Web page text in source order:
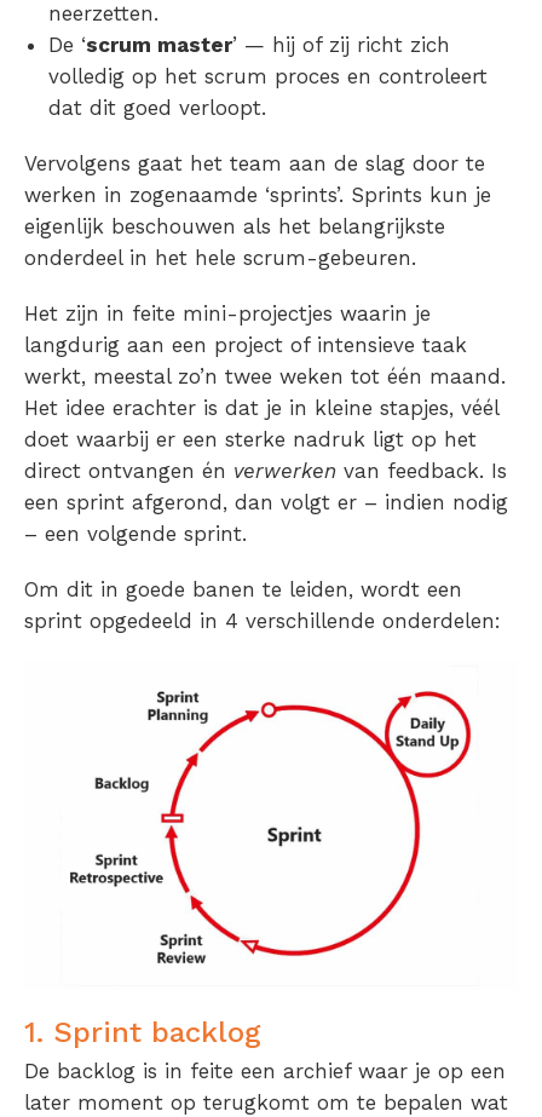
neerzetten.
De ‘scrum master’ — hij of zij richt zich
volledig op het scrum proces en controleert
dat dit goed verloopt.
Vervolgens gaat het team aan de slag door te
werken in zogenaamde ‘sprints’. Sprints kun je
eigenlijk beschouwen als het belangrijkste
onderdeel in het hele scrum-gebeuren.
Het zijn in feite mini-projectjes waarin je
langdurig aan een project of intensieve taak
werkt, meestal zo’n twee weken tot één maand.
Het idee erachter is dat je in kleine stapjes, véél
doet waarbij er een sterke nadruk ligt op het
direct ontvangen én verwerken van feedback. Is
een sprint afgerond, dan volgt er – indien nodig
– een volgende sprint.
Om dit in goede banen te leiden, wordt een
sprint opgedeeld in 4 verschillende onderdelen:
1. Sprint backlog
De backlog is in feite een archief waar je op een
later moment op terugkomt om te bepalen wat